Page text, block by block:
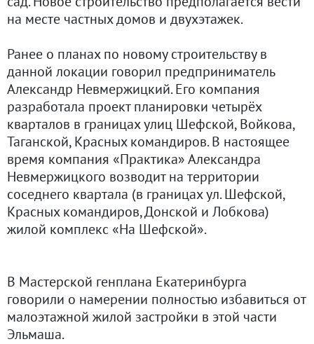
на месте частных домов и двухэтажек.
Ранее о планах по новому строительству в
данной локации говорил предприниматель
Александр Невмержицкий. Его компания
разработала проект планировки четырёх
кварталов в границах улиц Шефской, Войкова,
Таганской, Красных командиров. В настоящее
время компания «Практика» Александра
Невмержицкого возводит на территории
соседнего квартала (в границах ул. Шефской,
Красных командиров, Донской и Лобкова)
жилой комплекс «На Шефской».
В Мастерской генплана Екатеринбурга
говорили о намерении полностью избавиться от
малоэтажной жилой застройки в этой части
Эльмаша.